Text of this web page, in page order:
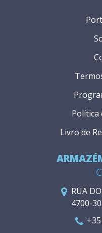
RUA
4700-
Política
Livro de